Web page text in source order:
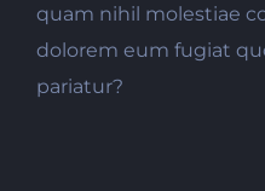
quam nihil molestiae
dolorem eum fugiat
pariatur?